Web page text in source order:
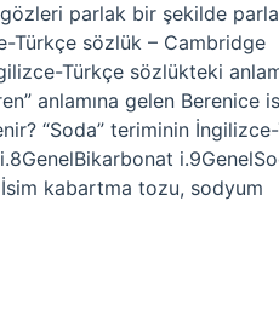
gözleri parlak bir şekilde
Türkçe sözlük – Cambridge
Türkçe sözlükteki
anlamına gelen Berenice
“Soda” teriminin
kabartma tozu, sodyum